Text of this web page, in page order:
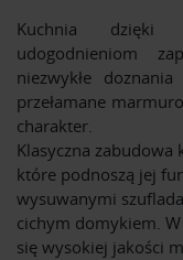
Kuchnia dzięki
udogodnieniom
niezwykłe
przełamane
charakter.
Klasyczna zabudowa
które podnoszą jej
wysuwanymi
cichym domykiem.
się wysokiej jakości